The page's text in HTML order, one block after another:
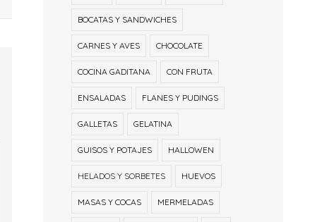
BOCATAS Y SANDWICHES
CARNES Y AVES CHOCOLATE
COCINA GADITANA CON FRUTA
ENSALADAS FLANES Y PUDINGS
GALLETAS GELATINA
GUISOS Y POTAJES HALLOWEN
HELADOS Y SORBETES HUEVOS
MASAS Y COCAS MERMELADAS